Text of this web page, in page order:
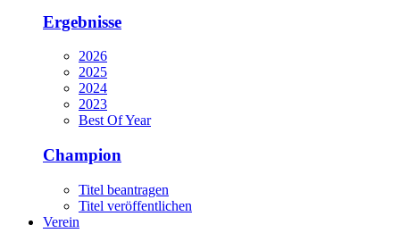
Ergebnisse
2026
2025
2024
2023
Best Of Year
Champion
Titel beantragen
Titel veröffentlichen
Verein